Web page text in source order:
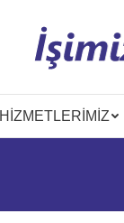
HIZMETLERIMIZ